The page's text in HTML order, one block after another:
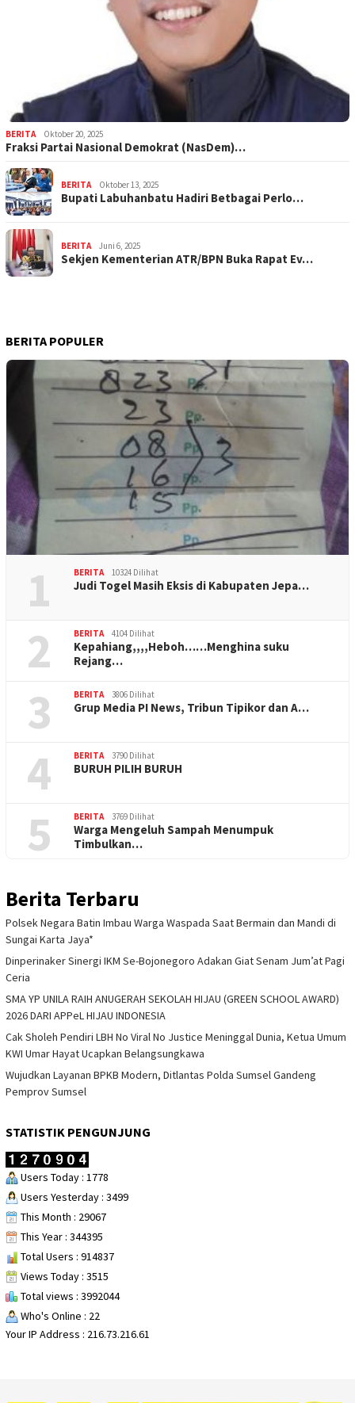
BERITA Oktober 20, 2025
Fraksi Partai Nasional Demokrat (NasDem)…
BERITA Oktober 13, 2025
Bupati Labuhanbatu Hadiri Betbagai Perlo…
BERITA Juni 6, 2025
Sekjen Kementerian ATR/BPN Buka Rapat Ev…
BERITA POPULER
1 BERITA 10324 Dilihat
Judi Togel Masih Eksis di Kabupaten Jepa…
2 BERITA 4104 Dilihat
Kepahiang,,,,Heboh……Menghina suku
Rejang…
3 BERITA 3806 Dilihat
Grup Media PI News, Tribun Tipikor dan A…
4 BERITA 3790 Dilihat
BURUH PILIH BURUH
5 BERITA 3769 Dilihat
Warga Mengeluh Sampah Menumpuk
Timbulkan…
Berita Terbaru
Polsek Negara Batin Imbau Warga Waspada Saat Bermain dan Mandi di
Sungai Karta Jaya*
Dinperinaker Sinergi IKM Se-Bojonegoro Adakan Giat Senam Jum’at Pagi
Ceria
SMA YP UNILA RAIH ANUGERAH SEKOLAH HIJAU (GREEN SCHOOL AWARD)
2026 DARI APPeL HIJAU INDONESIA
Cak Sholeh Pendiri LBH No Viral No Justice Meninggal Dunia, Ketua Umum
KWI Umar Hayat Ucapkan Belangsungkawa
Wujudkan Layanan BPKB Modern, Ditlantas Polda Sumsel Gandeng
Pemprov Sumsel
STATISTIK PENGUNJUNG
Users Today : 1778
Users Yesterday : 3499
This Month : 29067
This Year : 344395
Total Users : 914837
Views Today : 3515
Total views : 3992044
Who's Online : 22
Your IP Address : 216.73.216.61